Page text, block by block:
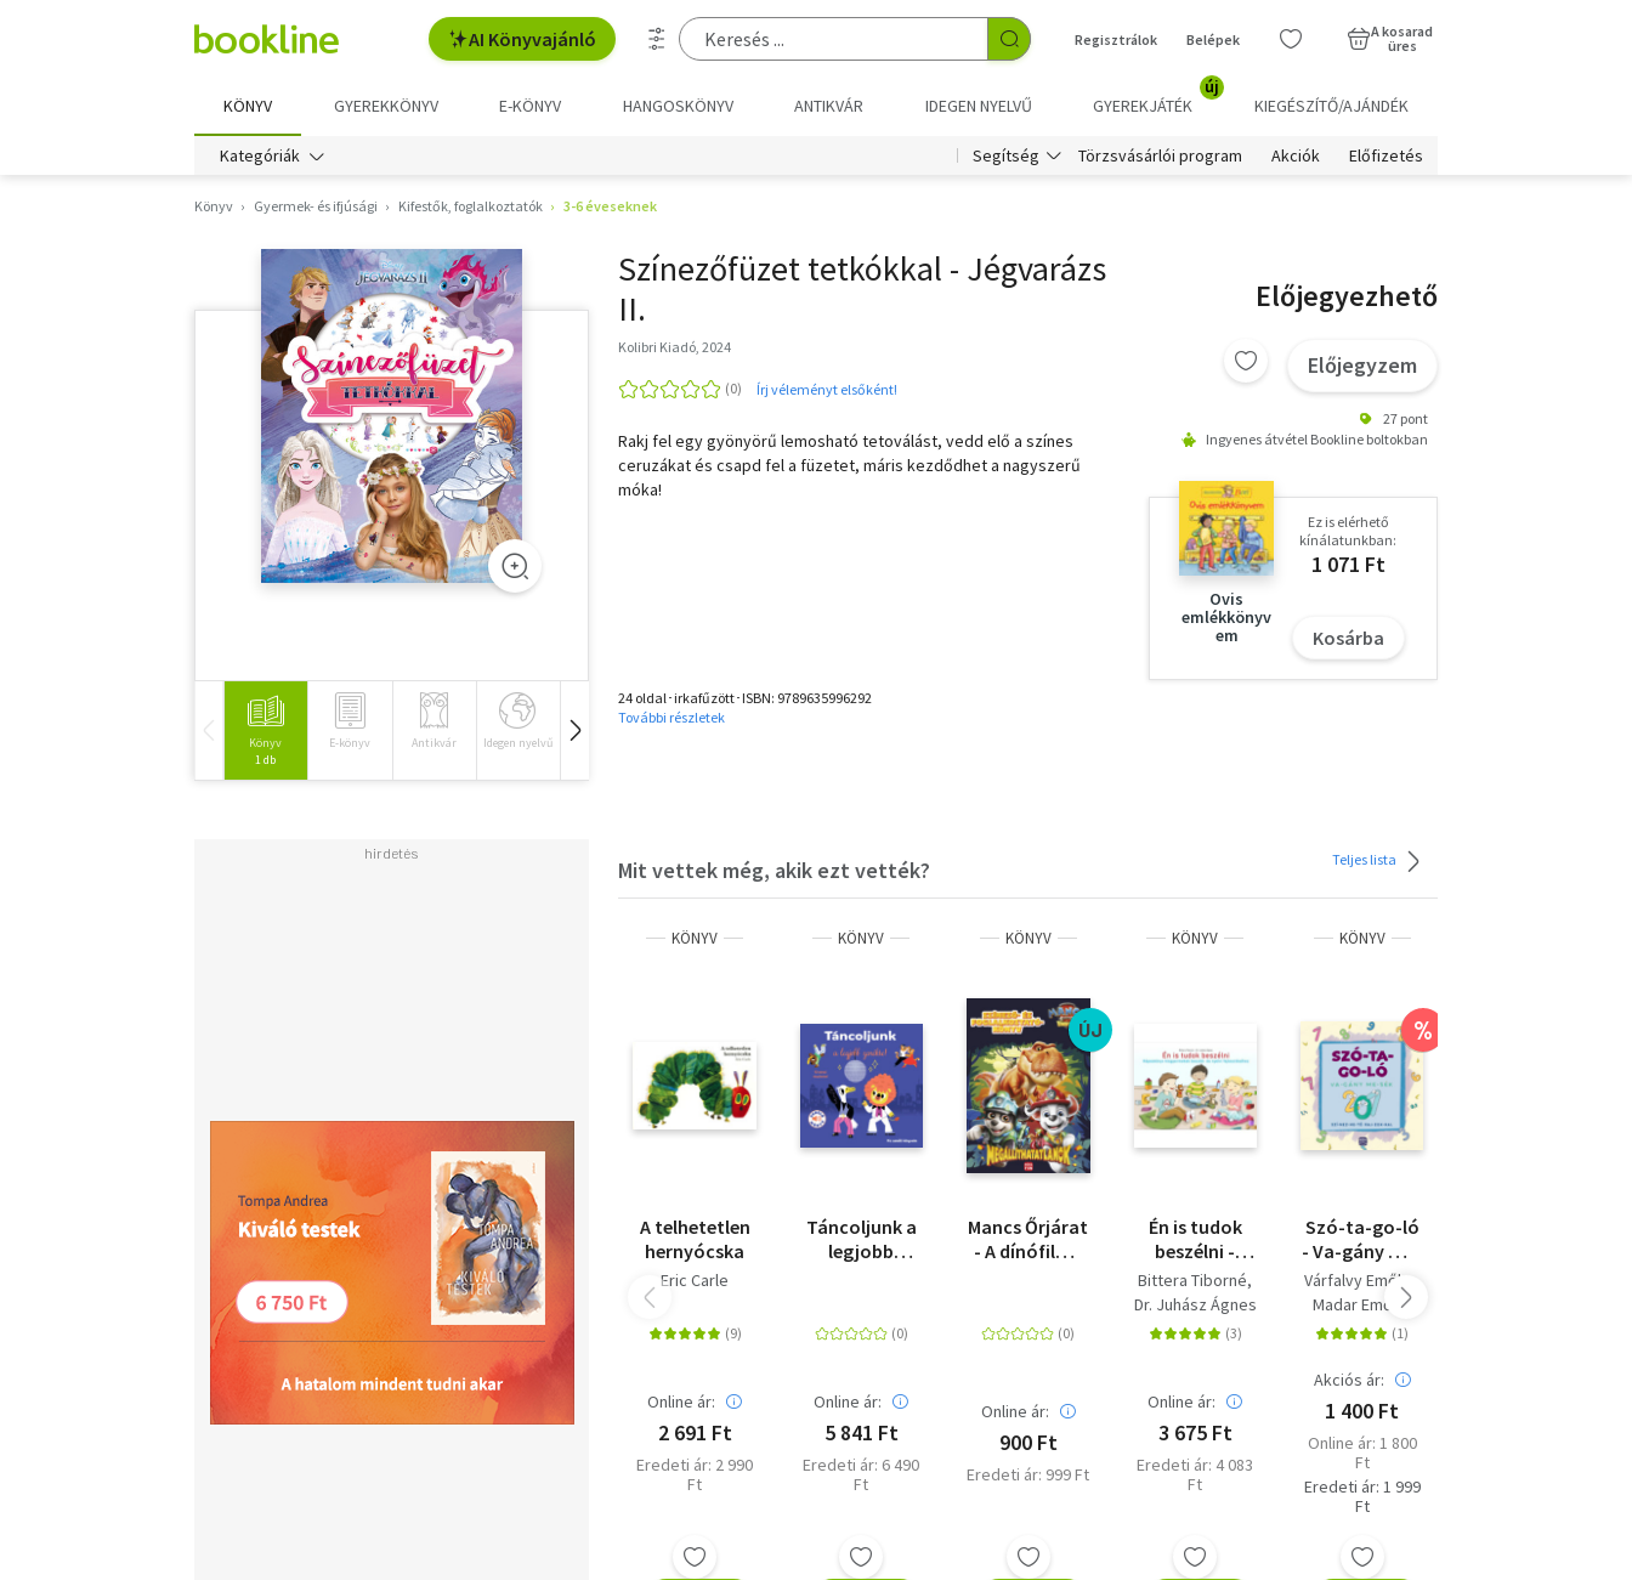
AI Könyvajánló Regisztrálok Belépek
A kosarad
üres
KÖNYV GYEREKKÖNYV E-KÖNYV HANGOSKÖNYV ANTIKVÁR IDEGEN NYELVŰ GYEREKJÁTÉK
új
KIEGÉSZÍTŐ/AJÁNDÉK
Kategóriák Segítség Törzsvásárlói program Akciók Előfizetés
Könyv Gyermek- és ifjúsági Kifestők, foglalkoztatók 3-6 éveseknek
Könyv
1 db
E-könyv Antikvár Idegen nyelvű Hangoskönyv
Színezőfüzet tetkókkal - Jégvarázs
II.
Kolibri Kiadó, 2024
Írj véleményt elsőként!
Rakj fel egy gyönyörű lemosható tetoválást, vedd elő a színes
ceruzákat és csapd fel a füzetet, máris kezdődhet a nagyszerű
móka!
24 oldal･irkafűzött･ISBN: 9789635996292
További részletek
Előjegyezhető
Előjegyzem
27 pont
Ingyenes átvétel Bookline boltokban
Ovis
emlékkönyv
em
Ez is elérhető
kínálatunkban:
1 071 Ft
Kosárba
Mit vettek még, akik ezt vették? Teljes lista
KÖNYV
A telhetetlen
hernyócska
Eric Carle
Online ár:
2 691 Ft
Eredeti ár: 2 990
Ft
KÖNYV
Táncoljunk a
legjobb
könyveim
Online ár:
5 841 Ft
Eredeti ár: 6 490
Ft
KÖNYV
ÚJ
Mancs Őrjárat
- A dínófilm -
foglalkoztatókönyv
-
Megállíthatatlanok
Online ár:
900 Ft
Eredeti ár: 999 Ft
KÖNYV
Én is tudok
beszélni -
Képeskönyv
kisgyermekek
beszéd- és
nyelvi
Bittera Tiborné
Dr. Juhász Ágnes
Online ár:
3 675 Ft
Eredeti ár: 4 083
Ft
KÖNYV
%
Szó-ta-go-ló
- Va-gány me-
sék - Szí-nez-
he-tő raj-zok-
kal
Várfalvy Emőke
Madar Emőke
Akciós ár:
1 400 Ft
Online ár: 1 800
Ft
Eredeti ár: 1 999
Ft